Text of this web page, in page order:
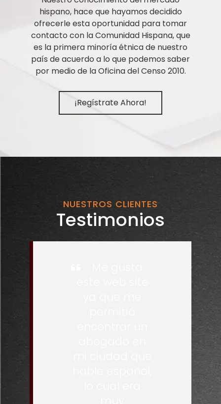
hispano, hace que hayamos decidido
ofrecerle esta oportunidad para tomar
contacto con la Comunidad Hispana, que
es la primera minoría étnica de nuestro
país de acuerdo a lo que podemos saber
por medio de la Oficina del Censo 2010.
¡Regístrate Ahora!
NUESTROS CLIENTES
Testimonios